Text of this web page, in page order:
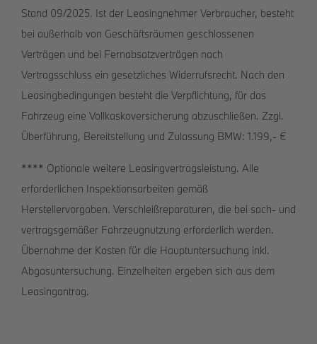
Stand 09/2025. Ist der Leasingnehmer Verbraucher, besteht
bei außerhalb von Geschäftsräumen geschlossenen
Verträgen und bei Fernabsatzverträgen nach
Vertragsschluss ein gesetzliches Widerrufsrecht. Nach den
Leasingbedingungen besteht die Verpflichtung, für das
Fahrzeug eine Vollkaskoversicherung abzuschließen. Zzgl.
Überführung, Bereitstellung und Zulassung BMW: 1.199,- €
**** Optionale weitere Leasingvertragsleistung. Alle
erforderlichen Inspektionsarbeiten gemäß
Herstellervorgaben. Verschleißreparaturen, die bei sach- und
vertragsgemäßer Fahrzeugnutzung erforderlich werden.
Übernahme der Kosten für die Hauptuntersuchung inkl.
Abgasuntersuchung. Einzelheiten ergeben sich aus dem
Leasingantrag.